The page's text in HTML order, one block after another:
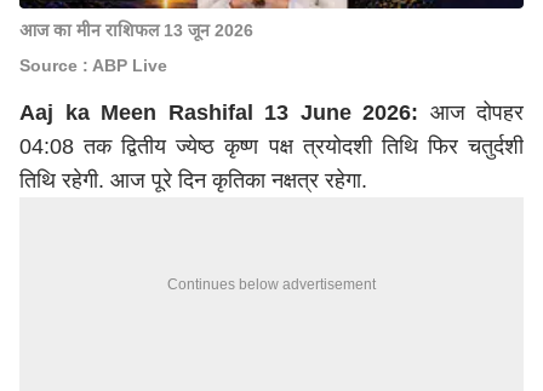
आज का मीन राशिफल 13 जून 2026
Source : ABP Live
Aaj ka Meen Rashifal 13 June 2026: आज दोपहर
04:08 तक द्वितीय ज्येष्ठ कृष्ण पक्ष त्रयोदशी तिथि फिर चतुर्दशी
तिथि रहेगी. आज पूरे दिन कृतिका नक्षत्र रहेगा.
Continues below advertisement